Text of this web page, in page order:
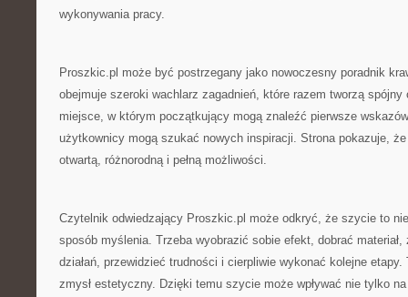
wykonywania pracy.
Proszkic.pl może być postrzegany jako nowoczesny poradnik
obejmuje szeroki wachlarz zagadnień, które razem tworzą
miejsce, w którym początkujący mogą znaleźć pierwsze
użytkownicy mogą szukać nowych inspiracji. Strona pokazuje,
otwartą, różnorodną i pełną możliwości.
Czytelnik odwiedzający Proszkic.pl może odkryć, że szycie to
sposób myślenia. Trzeba wyobrazić sobie efekt, dobrać materiał,
działań, przewidzieć trudności i cierpliwie wykonać kolejne
zmysł estetyczny. Dzięki temu szycie może wpływać nie tylko